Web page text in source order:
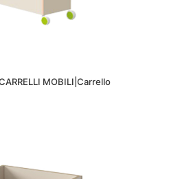
MOBILI|Carrello